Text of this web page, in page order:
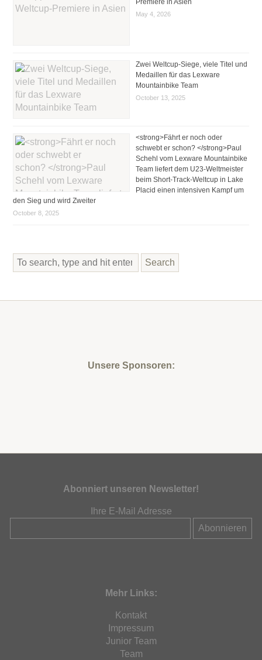
May 4, 2026
Zwei Weltcup-Siege, viele Titel und
Medaillen für das Lexware
Mountainbike Team
October 13, 2025
<strong>Fährt er noch oder
schwebt er schon? </strong>Paul
Schehl vom Lexware Mountainbike
Team liefert dem U23-Weltmeister
beim Short-Track-Weltcup in Lake
Placid einen intensiven Kampf um
den Sieg und wird Zweiter
October 8, 2025
Search
Unsere Sponsoren:
Abonniert unseren Newsletter!
Ihre E-Mail Adresse
Mehr Links:
Kontakt
Impressum
Junior Team
Team